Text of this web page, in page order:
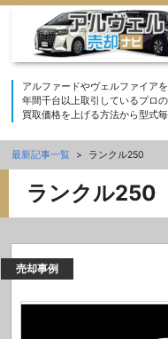
アルファードやヴェルファイア
年間千台以上取引しているプロ
買取価格を上げる方法から型式
最新記事一覧 > ランクル250
ランクル250
売却事例